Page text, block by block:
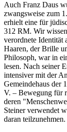
Auch Franz Daus
zwangsweise zum
erhielt eine für
312 RM. Wir
verordnete Identität
Haaren, der Brille
Philosoph, war in
lesen. Nach seiner
intensiver mit der
Gemeindehaus der
V. – Bewegung für
deren
Steiner verwendet
daran teilzunehmen.